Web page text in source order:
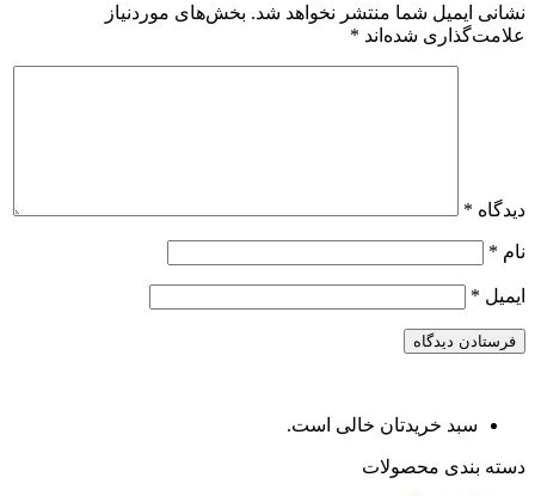
نشانی ایمیل شما منتشر نخواهد شد. بخش‌های موردنیاز
علامت‌گذاری شده‌اند *
دیدگاه *
نام *
ایمیل *
سبد خریدتان خالی است.
دسته بندی محصولات